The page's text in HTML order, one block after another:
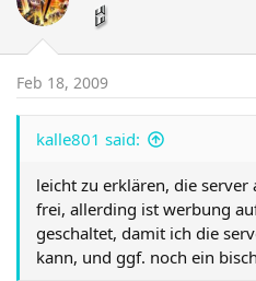
Feb 18, 2009
kalle801 said:
leicht zu erklären, die
frei, allerding ist werbung
geschaltet, damit ich die
kann, und ggf. noch ein